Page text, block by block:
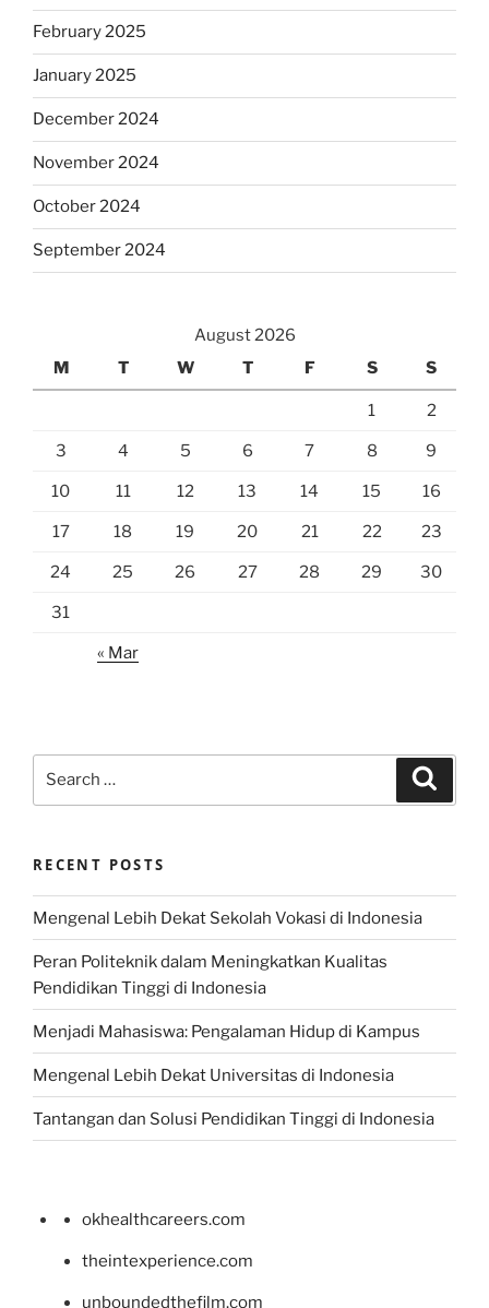
February 2025
January 2025
December 2024
November 2024
October 2024
September 2024
August 2026
M
T W T F S S
1 2
3 4 5 6 7 8 9
10 11 12 13 14 15 16
17 18 19 20 21 22 23
24 25 26 27 28 29 30
31
« Mar
RECENT POSTS
Mengenal Lebih Dekat Sekolah Vokasi di Indonesia
Peran Politeknik dalam Meningkatkan Kualitas
Pendidikan Tinggi di Indonesia
Menjadi Mahasiswa: Pengalaman Hidup di Kampus
Mengenal Lebih Dekat Universitas di Indonesia
Tantangan dan Solusi Pendidikan Tinggi di Indonesia
okhealthcareers.com
theintexperience.com
unboundedthefilm.com